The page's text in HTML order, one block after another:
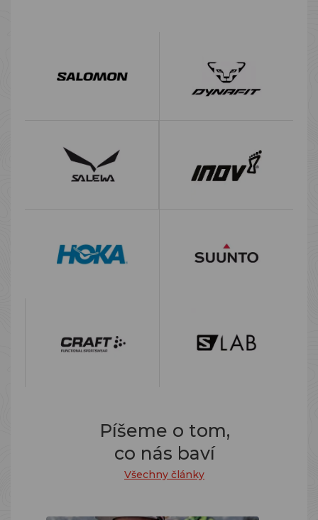
Píšeme o tom,
co nás baví
Všechny články